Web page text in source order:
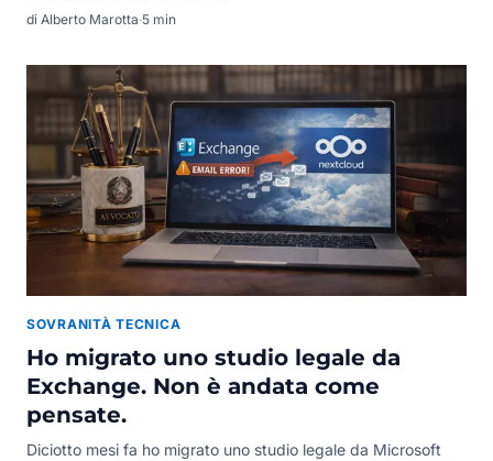
di Alberto Marotta·5 min
SOVRANITÀ TECNICA
Ho migrato uno studio legale da
Exchange. Non è andata come
pensate.
Diciotto mesi fa ho migrato uno studio legale da Microsoft